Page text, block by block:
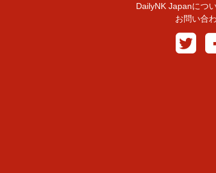
DailyNK Japanにつ
お問い合